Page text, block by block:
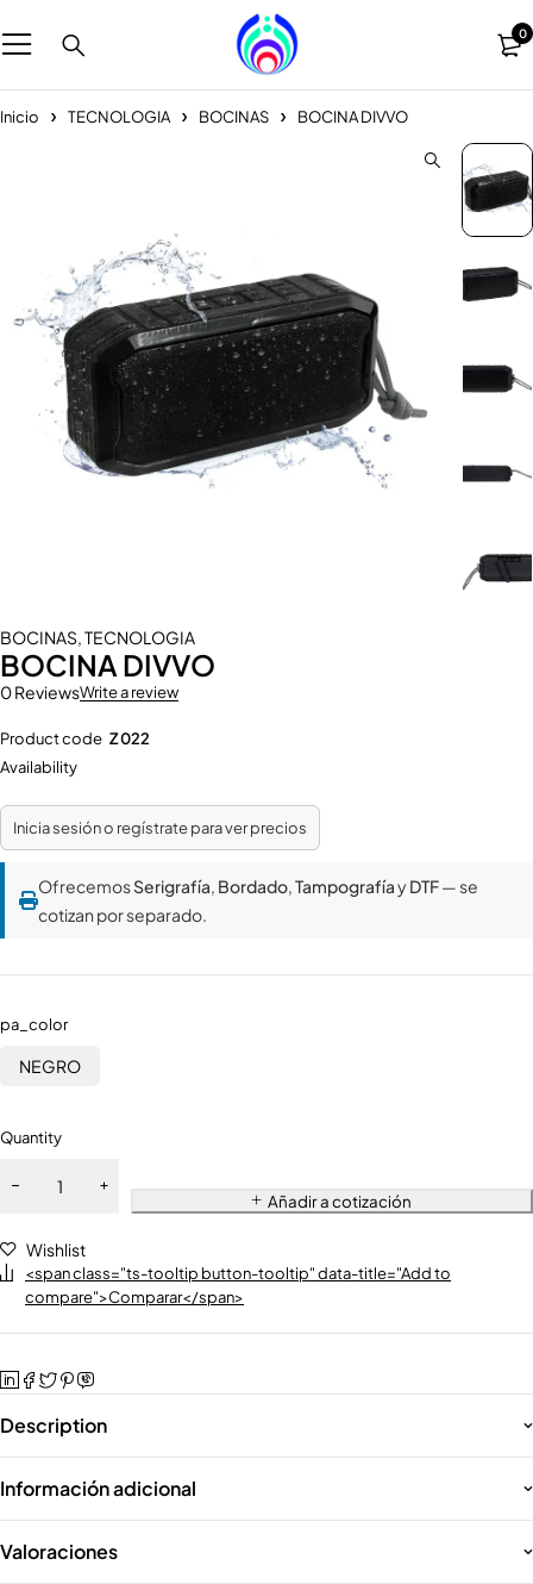
0
Inicio TECNOLOGIA BOCINAS BOCINA DIVVO
BOCINAS,TECNOLOGIA
BOCINA DIVVO
0 ReviewsWrite a review
Product code Z 022
Availability
Inicia sesión o regístrate para ver precios
OfrecemosSerigrafía, Bordado,TampografíayDTF— se
cotizan por separado.
pa_color
NEGRO
Quantity
Añadir a cotización
Wishlist
<span class="ts-tooltip button-tooltip" data-title="Add to
compare">Comparar</span>
Description
Información adicional
Valoraciones